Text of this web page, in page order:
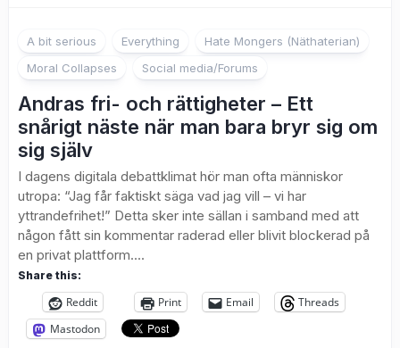
A bit serious Everything
Hate Mongers (Näthaterian)
Moral Collapses
Social media/Forums
Andras fri- och rättigheter – Ett
snårigt näste när man bara bryr sig om
sig själv
I dagens digitala debattklimat hör man ofta människor
utropa: “Jag får faktiskt säga vad jag vill – vi har
yttrandefrihet!” Detta sker inte sällan i samband med att
någon fått sin kommentar raderad eller blivit blockerad på
en privat plattform....
Share this:
Reddit Print Email
Threads
Mastodon